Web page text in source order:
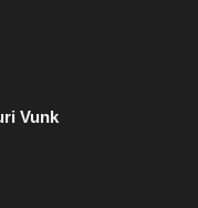
Vunk